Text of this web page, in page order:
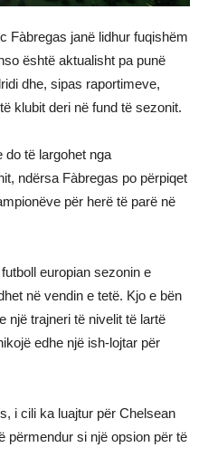
Fàbregas janë lidhur fuqishëm
është aktualisht pa punë
dhe, sipas raportimeve,
klubit deri në fund të sezonit.
do të largohet nga
ndërsa Fàbregas po përpiqet
për herë të parë në
europian sezonin e
në vendin e tetë. Kjo e bën
një trajneri të nivelit të lartë
edhe një ish-lojtar për
i cili ka luajtur për Chelsean
përmendur si një opsion për të